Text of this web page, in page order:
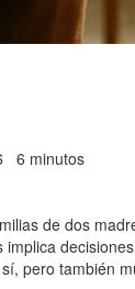
6 minutos
de dos
pero también